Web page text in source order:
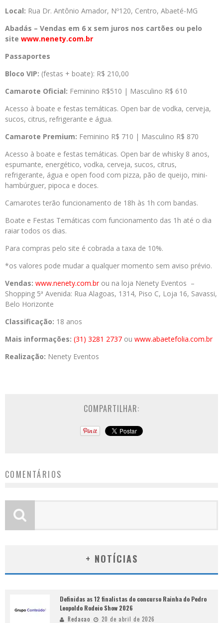
Local: Rua Dr. Antônio Amador, Nº120, Centro, Abaeté-MG
Abadás – Vendas em 6 x sem juros nos cartões ou pelo
site www.nenety.com.br
Passaportes
Bloco VIP: (festas + boate): R$ 210,00
Camarote Oficial: Feminino R$510 | Masculino R$ 610
Acesso à boate e festas temáticas. Open bar de vodka, cerveja,
sucos, citrus, refrigerante e água.
Camarote Premium: Feminino R$ 710 | Masculino R$ 870
Acesso à boate e festas temáticas. Open bar de whisky 8 anos,
espumante, energético, vodka, cerveja, sucos, citrus,
refrigerante, água e open food com pizza, pão de queijo, mini-
hambúrguer, pipoca e doces.
Camarotes terão funcionamento de 18h às 1h com bandas.
Boate e Festas Temáticas com funcionamento das 1h até o dia
raiar todos os dias.
Para compras pelo site é cobrada a taxa de 10%.
*os valores pode mudar a qualquer momento sem aviso prévio.
Vendas: www.nenety.com.brou na loja Nenety Eventos –
Shopping 5ª Avenida: Rua Alagoas, 1314, Piso C, Loja 16, Savassi,
Belo Horizonte
Classificação: 18 anos
Mais informações: (31) 3281 2737 ou www.abaetefolia.com.br
Realização: Nenety Eventos
COMPARTILHAR:
COMENTÁRIOS
+ NOTÍCIAS
Definidas as 12 finalistas do concurso Rainha do Pedro
Leopoldo Rodeio Show 2026
Redacao 20 de abril de 2026